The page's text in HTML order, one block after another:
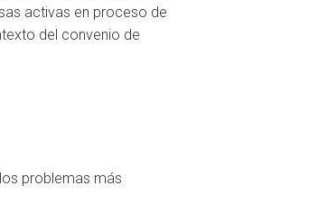
activas en proceso de
del convenio de
problemas más